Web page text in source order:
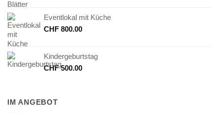
Eventlokal mit Küche
CHF 800.00
Kindergeburtstag
CHF500.00
IM ANGEBOT